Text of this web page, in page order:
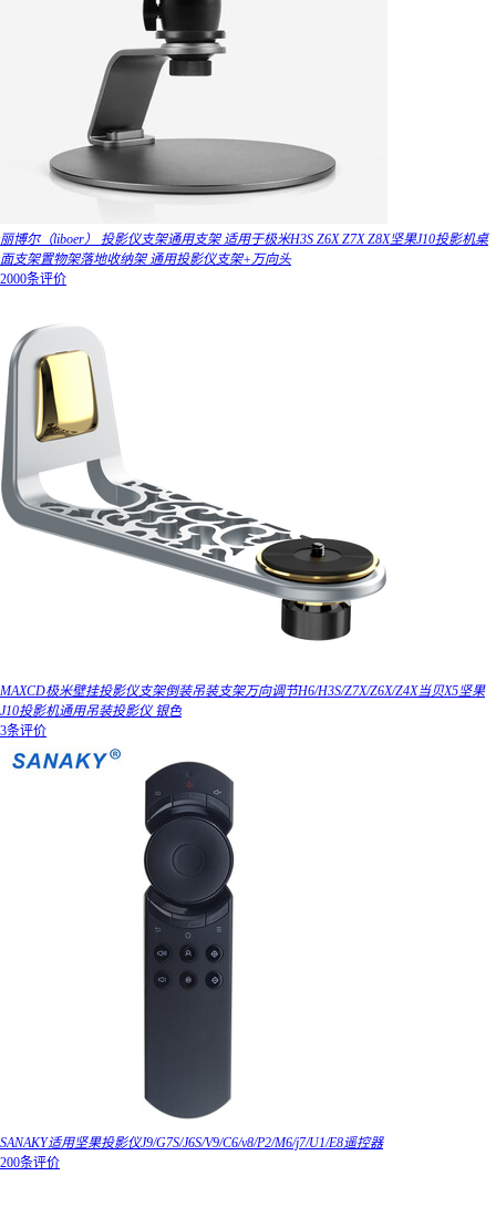
丽博尔（liboer） 投影仪支架通用支架 适用于极米H3S Z6X Z7X Z8X坚果J10投影机桌
面支架置物架落地收纳架 通用投影仪支架+万向头
2000条评价
MAXCD极米壁挂投影仪支架倒装吊装支架万向调节H6/H3S/Z7X/Z6X/Z4X当贝X5坚果
J10投影机通用吊装投影仪 银色
3条评价
SANAKY适用坚果投影仪J9/G7S/J6S/V9/C6/v8/P2/M6/j7/U1/E8遥控器
200条评价